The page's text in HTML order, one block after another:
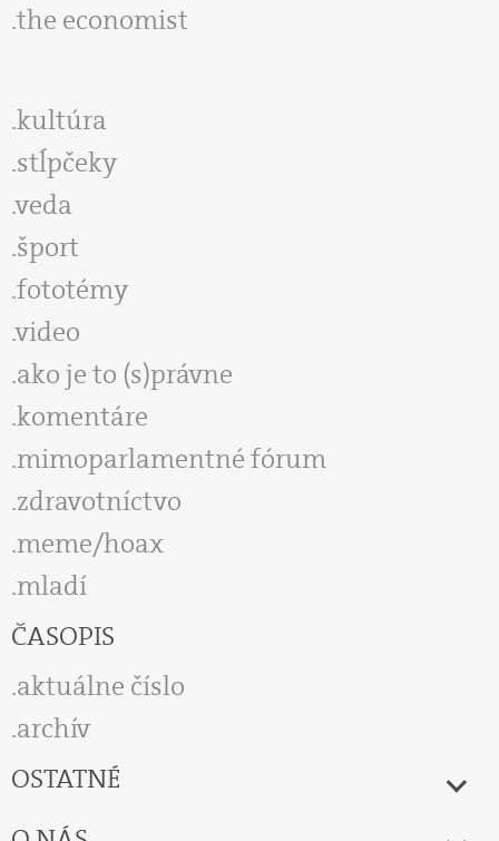
the economist
kultúra
stĺpčeky
veda
šport
fototémy
video
ako je to (s)právne
komentáre
mimoparlamentné fórum
zdravotníctvo
meme/hoax
mladí
ČASOPIS
aktuálne číslo
archív
OSTATNÉ